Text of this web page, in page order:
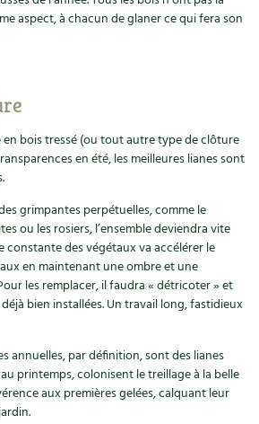
aspect, à chacun de glaner ce qui fera son
bois tressé (ou tout autre type de clôture
en été, les meilleures lianes sont
grimpantes perpétuelles, comme le
ou les rosiers, l’ensemble deviendra vite
constante des végétaux va accélérer le
en maintenant une ombre et une
les remplacer, il faudra « détricoter » et
bien installées. Un travail long, fastidieux
annuelles, par définition, sont des lianes
printemps, colonisent le treillage à la belle
aux premières gelées, calquant leur